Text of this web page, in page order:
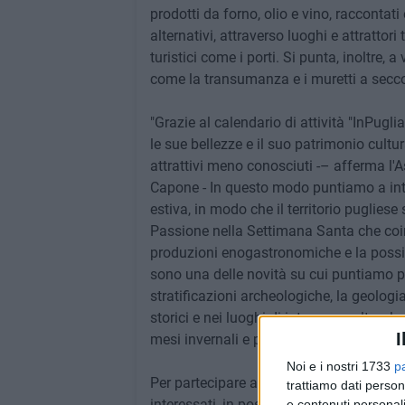
Noi e i nostri 1733
trattiamo dati
prodotti da forno, olio e vino,
alternativi, attraverso luoghi e attrattori
turistici come i porti. Si punta, inoltre, a
come la transumanza e i muretti a
"Grazie al calendario di attività
le sue bellezze e il suo patrimonio
attrattivi meno conosciuti -– afferma
Capone - In questo modo puntiamo a
estiva, in modo che il territorio
Passione nella Settimana Santa che
produzioni enogastronomiche e la
sono una delle novità su cui puntiamo
stratificazioni archeologiche, la
storici e nei luoghi di interesse
mesi invernali e primaverili, con
Per partecipare all'Avviso pubblico di